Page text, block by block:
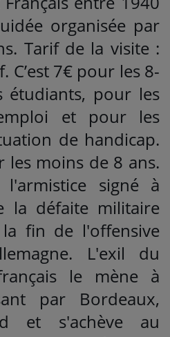
organisée par
Tarif de la visite :
C’est 7€ pour les 8-
étudiants, pour les
et pour les
de handicap.
les moins de 8 ans.
signé à
la défaite militaire
fin de l'offensive
L'exil du
le mène à
par Bordeaux,
et s'achève au